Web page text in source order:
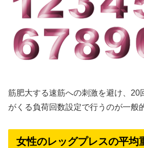
筋肥大する速筋への刺激を避け、20
がくる負荷回数設定で行うのが一般
女性のレッグプレスの平均